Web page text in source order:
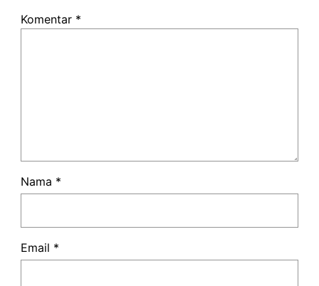
Komentar *
Nama *
Email *